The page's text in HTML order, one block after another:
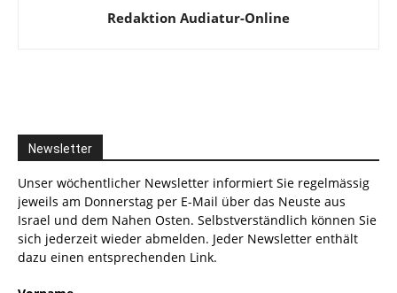
Redaktion Audiatur-Online
Newsletter
Unser wöchentlicher Newsletter informiert Sie regelmässig
jeweils am Donnerstag per E-Mail über das Neuste aus
Israel und dem Nahen Osten. Selbstverständlich können Sie
sich jederzeit wieder abmelden. Jeder Newsletter enthält
dazu einen entsprechenden Link.